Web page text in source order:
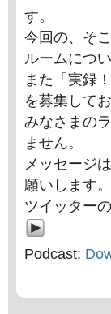
す。
今回の、そ
ルームにつ
また「実録
を募集して
みなさまの
ません。
メッセージ
願いします。
ツイッター
Podcast: